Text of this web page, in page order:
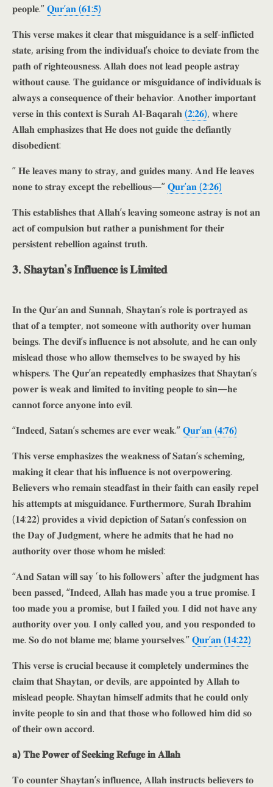
𝐩𝐞𝐨𝐩𝐥𝐞.”𝐐𝐮𝐫’𝐚𝐧 (𝟔𝟏:𝟓)
𝐓𝐡𝐢𝐬 𝐯𝐞𝐫𝐬𝐞 𝐦𝐚𝐤𝐞𝐬 𝐢𝐭 𝐜𝐥𝐞𝐚𝐫 𝐭𝐡𝐚𝐭 𝐦𝐢𝐬𝐠𝐮𝐢𝐝𝐚𝐧𝐜𝐞 𝐢𝐬 𝐚 𝐬𝐞𝐥𝐟-𝐢𝐧𝐟𝐥𝐢𝐜𝐭𝐞𝐝
𝐬𝐭𝐚𝐭𝐞, 𝐚𝐫𝐢𝐬𝐢𝐧𝐠 𝐟𝐫𝐨𝐦 𝐭𝐡𝐞 𝐢𝐧𝐝𝐢𝐯𝐢𝐝𝐮𝐚𝐥’𝐬 𝐜𝐡𝐨𝐢𝐜𝐞 𝐭𝐨 𝐝𝐞𝐯𝐢𝐚𝐭𝐞 𝐟𝐫𝐨𝐦 𝐭𝐡𝐞
𝐩𝐚𝐭𝐡 𝐨𝐟 𝐫𝐢𝐠𝐡𝐭𝐞𝐨𝐮𝐬𝐧𝐞𝐬𝐬. 𝐀𝐥𝐥𝐚𝐡 𝐝𝐨𝐞𝐬 𝐧𝐨𝐭 𝐥𝐞𝐚𝐝 𝐩𝐞𝐨𝐩𝐥𝐞 𝐚𝐬𝐭𝐫𝐚𝐲
𝐰𝐢𝐭𝐡𝐨𝐮𝐭 𝐜𝐚𝐮𝐬𝐞. 𝐓𝐡𝐞 𝐠𝐮𝐢𝐝𝐚𝐧𝐜𝐞 𝐨𝐫 𝐦𝐢𝐬𝐠𝐮𝐢𝐝𝐚𝐧𝐜𝐞 𝐨𝐟 𝐢𝐧𝐝𝐢𝐯𝐢𝐝𝐮𝐚𝐥𝐬 𝐢𝐬
𝐚𝐥𝐰𝐚𝐲𝐬 𝐚 𝐜𝐨𝐧𝐬𝐞𝐪𝐮𝐞𝐧𝐜𝐞 𝐨𝐟 𝐭𝐡𝐞𝐢𝐫 𝐛𝐞𝐡𝐚𝐯𝐢𝐨𝐫. 𝐀𝐧𝐨𝐭𝐡𝐞𝐫 𝐢𝐦𝐩𝐨𝐫𝐭𝐚𝐧𝐭
𝐯𝐞𝐫𝐬𝐞 𝐢𝐧 𝐭𝐡𝐢𝐬 𝐜𝐨𝐧𝐭𝐞𝐱𝐭 𝐢𝐬 𝐒𝐮𝐫𝐚𝐡 𝐀𝐥-𝐁𝐚𝐪𝐚𝐫𝐚𝐡(𝟐:𝟐𝟔), 𝐰𝐡𝐞𝐫𝐞
𝐀𝐥𝐥𝐚𝐡 𝐞𝐦𝐩𝐡𝐚𝐬𝐢𝐳𝐞𝐬 𝐭𝐡𝐚𝐭 𝐇𝐞 𝐝𝐨𝐞𝐬 𝐧𝐨𝐭 𝐠𝐮𝐢𝐝𝐞 𝐭𝐡𝐞 𝐝𝐞𝐟𝐢𝐚𝐧𝐭𝐥𝐲
𝐝𝐢𝐬𝐨𝐛𝐞𝐝𝐢𝐞𝐧𝐭:
” 𝐇𝐞 𝐥𝐞𝐚𝐯𝐞𝐬 𝐦𝐚𝐧𝐲 𝐭𝐨 𝐬𝐭𝐫𝐚𝐲, 𝐚𝐧𝐝 𝐠𝐮𝐢𝐝𝐞𝐬 𝐦𝐚𝐧𝐲. 𝐀𝐧𝐝 𝐇𝐞 𝐥𝐞𝐚𝐯𝐞𝐬
𝐧𝐨𝐧𝐞 𝐭𝐨 𝐬𝐭𝐫𝐚𝐲 𝐞𝐱𝐜𝐞𝐩𝐭 𝐭𝐡𝐞 𝐫𝐞𝐛𝐞𝐥𝐥𝐢𝐨𝐮𝐬—”𝐐𝐮𝐫’𝐚𝐧 (𝟐:𝟐𝟔)
𝐓𝐡𝐢𝐬 𝐞𝐬𝐭𝐚𝐛𝐥𝐢𝐬𝐡𝐞𝐬 𝐭𝐡𝐚𝐭 𝐀𝐥𝐥𝐚𝐡’𝐬 𝐥𝐞𝐚𝐯𝐢𝐧𝐠 𝐬𝐨𝐦𝐞𝐨𝐧𝐞 𝐚𝐬𝐭𝐫𝐚𝐲 𝐢𝐬 𝐧𝐨𝐭 𝐚𝐧
𝐚𝐜𝐭 𝐨𝐟 𝐜𝐨𝐦𝐩𝐮𝐥𝐬𝐢𝐨𝐧 𝐛𝐮𝐭 𝐫𝐚𝐭𝐡𝐞𝐫 𝐚 𝐩𝐮𝐧𝐢𝐬𝐡𝐦𝐞𝐧𝐭 𝐟𝐨𝐫 𝐭𝐡𝐞𝐢𝐫
𝐩𝐞𝐫𝐬𝐢𝐬𝐭𝐞𝐧𝐭 𝐫𝐞𝐛𝐞𝐥𝐥𝐢𝐨𝐧 𝐚𝐠𝐚𝐢𝐧𝐬𝐭 𝐭𝐫𝐮𝐭𝐡.
𝟑. 𝐒𝐡𝐚𝐲𝐭𝐚𝐧’𝐬 𝐈𝐧𝐟𝐥𝐮𝐞𝐧𝐜𝐞 𝐢𝐬 𝐋𝐢𝐦𝐢𝐭𝐞𝐝
𝐈𝐧 𝐭𝐡𝐞 𝐐𝐮𝐫’𝐚𝐧 𝐚𝐧𝐝 𝐒𝐮𝐧𝐧𝐚𝐡, 𝐒𝐡𝐚𝐲𝐭𝐚𝐧’𝐬 𝐫𝐨𝐥𝐞 𝐢𝐬 𝐩𝐨𝐫𝐭𝐫𝐚𝐲𝐞𝐝 𝐚𝐬
𝐭𝐡𝐚𝐭 𝐨𝐟 𝐚 𝐭𝐞𝐦𝐩𝐭𝐞𝐫, 𝐧𝐨𝐭 𝐬𝐨𝐦𝐞𝐨𝐧𝐞 𝐰𝐢𝐭𝐡 𝐚𝐮𝐭𝐡𝐨𝐫𝐢𝐭𝐲 𝐨𝐯𝐞𝐫 𝐡𝐮𝐦𝐚𝐧
𝐛𝐞𝐢𝐧𝐠𝐬. 𝐓𝐡𝐞 𝐝𝐞𝐯𝐢𝐥’𝐬 𝐢𝐧𝐟𝐥𝐮𝐞𝐧𝐜𝐞 𝐢𝐬 𝐧𝐨𝐭 𝐚𝐛𝐬𝐨𝐥𝐮𝐭𝐞, 𝐚𝐧𝐝 𝐡𝐞 𝐜𝐚𝐧 𝐨𝐧𝐥𝐲
𝐦𝐢𝐬𝐥𝐞𝐚𝐝 𝐭𝐡𝐨𝐬𝐞 𝐰𝐡𝐨 𝐚𝐥𝐥𝐨𝐰 𝐭𝐡𝐞𝐦𝐬𝐞𝐥𝐯𝐞𝐬 𝐭𝐨 𝐛𝐞 𝐬𝐰𝐚𝐲𝐞𝐝 𝐛𝐲 𝐡𝐢𝐬
𝐰𝐡𝐢𝐬𝐩𝐞𝐫𝐬. 𝐓𝐡𝐞 𝐐𝐮𝐫’𝐚𝐧 𝐫𝐞𝐩𝐞𝐚𝐭𝐞𝐝𝐥𝐲 𝐞𝐦𝐩𝐡𝐚𝐬𝐢𝐳𝐞𝐬 𝐭𝐡𝐚𝐭 𝐒𝐡𝐚𝐲𝐭𝐚𝐧’𝐬
𝐩𝐨𝐰𝐞𝐫 𝐢𝐬 𝐰𝐞𝐚𝐤 𝐚𝐧𝐝 𝐥𝐢𝐦𝐢𝐭𝐞𝐝 𝐭𝐨 𝐢𝐧𝐯𝐢𝐭𝐢𝐧𝐠 𝐩𝐞𝐨𝐩𝐥𝐞 𝐭𝐨 𝐬𝐢𝐧—𝐡𝐞
𝐜𝐚𝐧𝐧𝐨𝐭 𝐟𝐨𝐫𝐜𝐞 𝐚𝐧𝐲𝐨𝐧𝐞 𝐢𝐧𝐭𝐨 𝐞𝐯𝐢𝐥.
“𝐈𝐧𝐝𝐞𝐞𝐝, 𝐒𝐚𝐭𝐚𝐧’𝐬 𝐬𝐜𝐡𝐞𝐦𝐞𝐬 𝐚𝐫𝐞 𝐞𝐯𝐞𝐫 𝐰𝐞𝐚𝐤.”𝐐𝐮𝐫’𝐚𝐧 (𝟒:𝟕𝟔)
𝐓𝐡𝐢𝐬 𝐯𝐞𝐫𝐬𝐞 𝐞𝐦𝐩𝐡𝐚𝐬𝐢𝐳𝐞𝐬 𝐭𝐡𝐞 𝐰𝐞𝐚𝐤𝐧𝐞𝐬𝐬 𝐨𝐟 𝐒𝐚𝐭𝐚𝐧’𝐬 𝐬𝐜𝐡𝐞𝐦𝐢𝐧𝐠,
𝐦𝐚𝐤𝐢𝐧𝐠 𝐢𝐭 𝐜𝐥𝐞𝐚𝐫 𝐭𝐡𝐚𝐭 𝐡𝐢𝐬 𝐢𝐧𝐟𝐥𝐮𝐞𝐧𝐜𝐞 𝐢𝐬 𝐧𝐨𝐭 𝐨𝐯𝐞𝐫𝐩𝐨𝐰𝐞𝐫𝐢𝐧𝐠.
𝐁𝐞𝐥𝐢𝐞𝐯𝐞𝐫𝐬 𝐰𝐡𝐨 𝐫𝐞𝐦𝐚𝐢𝐧 𝐬𝐭𝐞𝐚𝐝𝐟𝐚𝐬𝐭 𝐢𝐧 𝐭𝐡𝐞𝐢𝐫 𝐟𝐚𝐢𝐭𝐡 𝐜𝐚𝐧 𝐞𝐚𝐬𝐢𝐥𝐲 𝐫𝐞𝐩𝐞𝐥
𝐡𝐢𝐬 𝐚𝐭𝐭𝐞𝐦𝐩𝐭𝐬 𝐚𝐭 𝐦𝐢𝐬𝐠𝐮𝐢𝐝𝐚𝐧𝐜𝐞. 𝐅𝐮𝐫𝐭𝐡𝐞𝐫𝐦𝐨𝐫𝐞, 𝐒𝐮𝐫𝐚𝐡 𝐈𝐛𝐫𝐚𝐡𝐢𝐦
(𝟏𝟒:𝟐𝟐) 𝐩𝐫𝐨𝐯𝐢𝐝𝐞𝐬 𝐚 𝐯𝐢𝐯𝐢𝐝 𝐝𝐞𝐩𝐢𝐜𝐭𝐢𝐨𝐧 𝐨𝐟 𝐒𝐚𝐭𝐚𝐧’𝐬 𝐜𝐨𝐧𝐟𝐞𝐬𝐬𝐢𝐨𝐧 𝐨𝐧
𝐭𝐡𝐞 𝐃𝐚𝐲 𝐨𝐟 𝐉𝐮𝐝𝐠𝐦𝐞𝐧𝐭, 𝐰𝐡𝐞𝐫𝐞 𝐡𝐞 𝐚𝐝𝐦𝐢𝐭𝐬 𝐭𝐡𝐚𝐭 𝐡𝐞 𝐡𝐚𝐝 𝐧𝐨
𝐚𝐮𝐭𝐡𝐨𝐫𝐢𝐭𝐲 𝐨𝐯𝐞𝐫 𝐭𝐡𝐨𝐬𝐞 𝐰𝐡𝐨𝐦 𝐡𝐞 𝐦𝐢𝐬𝐥𝐞𝐝:
“𝐀𝐧𝐝 𝐒𝐚𝐭𝐚𝐧 𝐰𝐢𝐥𝐥 𝐬𝐚𝐲 ˹𝐭𝐨 𝐡𝐢𝐬 𝐟𝐨𝐥𝐥𝐨𝐰𝐞𝐫𝐬˺ 𝐚𝐟𝐭𝐞𝐫 𝐭𝐡𝐞 𝐣𝐮𝐝𝐠𝐦𝐞𝐧𝐭 𝐡𝐚𝐬
𝐛𝐞𝐞𝐧 𝐩𝐚𝐬𝐬𝐞𝐝, “𝐈𝐧𝐝𝐞𝐞𝐝, 𝐀𝐥𝐥𝐚𝐡 𝐡𝐚𝐬 𝐦𝐚𝐝𝐞 𝐲𝐨𝐮 𝐚 𝐭𝐫𝐮𝐞 𝐩𝐫𝐨𝐦𝐢𝐬𝐞. 𝐈
𝐭𝐨𝐨 𝐦𝐚𝐝𝐞 𝐲𝐨𝐮 𝐚 𝐩𝐫𝐨𝐦𝐢𝐬𝐞, 𝐛𝐮𝐭 𝐈 𝐟𝐚𝐢𝐥𝐞𝐝 𝐲𝐨𝐮. 𝐈 𝐝𝐢𝐝 𝐧𝐨𝐭 𝐡𝐚𝐯𝐞 𝐚𝐧𝐲
𝐚𝐮𝐭𝐡𝐨𝐫𝐢𝐭𝐲 𝐨𝐯𝐞𝐫 𝐲𝐨𝐮. 𝐈 𝐨𝐧𝐥𝐲 𝐜𝐚𝐥𝐥𝐞𝐝 𝐲𝐨𝐮, 𝐚𝐧𝐝 𝐲𝐨𝐮 𝐫𝐞𝐬𝐩𝐨𝐧𝐝𝐞𝐝 𝐭𝐨
𝐦𝐞. 𝐒𝐨 𝐝𝐨 𝐧𝐨𝐭 𝐛𝐥𝐚𝐦𝐞 𝐦𝐞; 𝐛𝐥𝐚𝐦𝐞 𝐲𝐨𝐮𝐫𝐬𝐞𝐥𝐯𝐞𝐬.”𝐐𝐮𝐫’𝐚𝐧 (𝟏𝟒:𝟐𝟐)
𝐓𝐡𝐢𝐬 𝐯𝐞𝐫𝐬𝐞 𝐢𝐬 𝐜𝐫𝐮𝐜𝐢𝐚𝐥 𝐛𝐞𝐜𝐚𝐮𝐬𝐞 𝐢𝐭 𝐜𝐨𝐦𝐩𝐥𝐞𝐭𝐞𝐥𝐲 𝐮𝐧𝐝𝐞𝐫𝐦𝐢𝐧𝐞𝐬 𝐭𝐡𝐞
𝐜𝐥𝐚𝐢𝐦 𝐭𝐡𝐚𝐭 𝐒𝐡𝐚𝐲𝐭𝐚𝐧, 𝐨𝐫 𝐝𝐞𝐯𝐢𝐥𝐬, 𝐚𝐫𝐞 𝐚𝐩𝐩𝐨𝐢𝐧𝐭𝐞𝐝 𝐛𝐲 𝐀𝐥𝐥𝐚𝐡 𝐭𝐨
𝐦𝐢𝐬𝐥𝐞𝐚𝐝 𝐩𝐞𝐨𝐩𝐥𝐞. 𝐒𝐡𝐚𝐲𝐭𝐚𝐧 𝐡𝐢𝐦𝐬𝐞𝐥𝐟 𝐚𝐝𝐦𝐢𝐭𝐬 𝐭𝐡𝐚𝐭 𝐡𝐞 𝐜𝐨𝐮𝐥𝐝 𝐨𝐧𝐥𝐲
𝐢𝐧𝐯𝐢𝐭𝐞 𝐩𝐞𝐨𝐩𝐥𝐞 𝐭𝐨 𝐬𝐢𝐧 𝐚𝐧𝐝 𝐭𝐡𝐚𝐭 𝐭𝐡𝐨𝐬𝐞 𝐰𝐡𝐨 𝐟𝐨𝐥𝐥𝐨𝐰𝐞𝐝 𝐡𝐢𝐦 𝐝𝐢𝐝 𝐬𝐨
𝐨𝐟 𝐭𝐡𝐞𝐢𝐫 𝐨𝐰𝐧 𝐚𝐜𝐜𝐨𝐫𝐝.
𝐚) 𝐓𝐡𝐞 𝐏𝐨𝐰𝐞𝐫 𝐨𝐟 𝐒𝐞𝐞𝐤𝐢𝐧𝐠 𝐑𝐞𝐟𝐮𝐠𝐞 𝐢𝐧 𝐀𝐥𝐥𝐚𝐡
𝐓𝐨 𝐜𝐨𝐮𝐧𝐭𝐞𝐫 𝐒𝐡𝐚𝐲𝐭𝐚𝐧’𝐬 𝐢𝐧𝐟𝐥𝐮𝐞𝐧𝐜𝐞, 𝐀𝐥𝐥𝐚𝐡 𝐢𝐧𝐬𝐭𝐫𝐮𝐜𝐭𝐬 𝐛𝐞𝐥𝐢𝐞𝐯𝐞𝐫𝐬 𝐭𝐨